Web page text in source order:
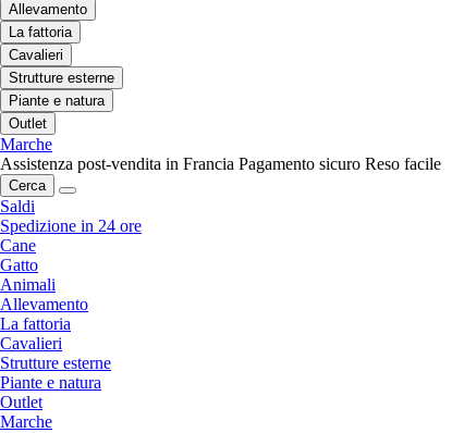
Allevamento
La fattoria
Cavalieri
Strutture esterne
Piante e natura
Outlet
Marche
Assistenza post-vendita in Francia Pagamento sicuro Reso facile
Cerca
Saldi
Spedizione in 24 ore
Cane
Gatto
Animali
Allevamento
La fattoria
Cavalieri
Strutture esterne
Piante e natura
Outlet
Marche